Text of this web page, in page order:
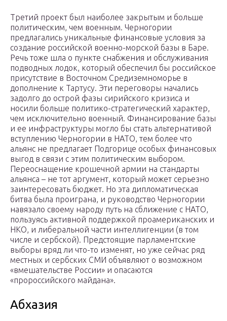
Третий проект был наиболее закрытым и больше
политическим, чем военным. Черногории
предлагались уникальные финансовые условия за
создание российской военно-морской базы в Баре.
Речь тоже шла о пункте снабжения и обслуживания
подводных лодок, который обеспечил бы российское
присутствие в Восточном Средиземноморье в
дополнение к Тартусу. Эти переговоры начались
задолго до острой фазы сирийского кризиса и
носили больше политико-стратегический характер,
чем исключительно военный. Финансирование базы
и ее инфраструктуры могло бы стать альтернативой
вступлению Черногории в НАТО, тем более что
альянс не предлагает Подгорице особых финансовых
выгод в связи с этим политическим выбором.
Переоснащение крошечной армии на стандарты
альянса – не тот аргумент, который может серьезно
заинтересовать бюджет. Но эта дипломатическая
битва была проиграна, и руководство Черногории
навязало своему народу путь на сближение с НАТО,
пользуясь активной поддержкой проамериканских и
НКО, и либеральной части интеллигенции (в том
числе и сербской). Предстоящие парламентские
выборы вряд ли что-то изменят, но уже сейчас ряд
местных и сербских СМИ объявляют о возможном
«вмешательстве России» и опасаются
«пророссийского майдана».
Абхазия